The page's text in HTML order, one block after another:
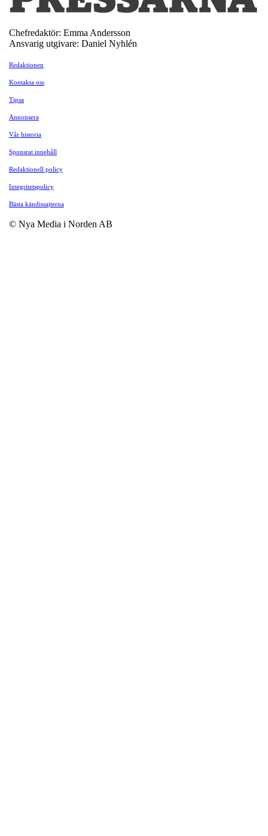
Chefredaktör: Emma Andersson
Ansvarig utgivare: Daniel Nyhlén
Redaktionen
Kontakta oss
Tipsa
Annonsera
Vår historia
Sponsrat innehåll
Redaktionell policy
Integritetspolicy
Bästa kändissajterna
© Nya Media i Norden AB